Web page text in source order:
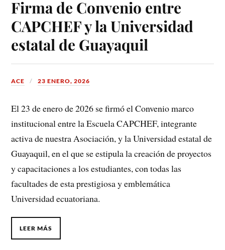
Firma de Convenio entre
CAPCHEF y la Universidad
estatal de Guayaquil
ACE 23 ENERO, 2026
El 23 de enero de 2026 se firmó el Convenio marco
institucional entre la Escuela CAPCHEF, integrante
activa de nuestra Asociación, y la Universidad estatal de
Guayaquil, en el que se estipula la creación de proyectos
y capacitaciones a los estudiantes, con todas las
facultades de esta prestigiosa y emblemática
Universidad ecuatoriana.
LEER MÁS